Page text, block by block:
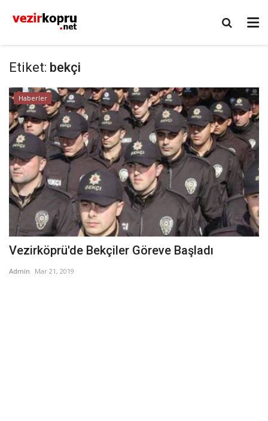
Etiket: bekçi
Haberler
Vezirköprü'de Bekçiler Göreve Başladı
Admin Mar 21, 2019